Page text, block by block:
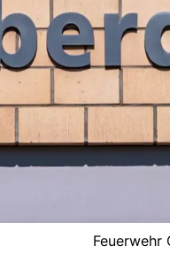
Feuerwehr